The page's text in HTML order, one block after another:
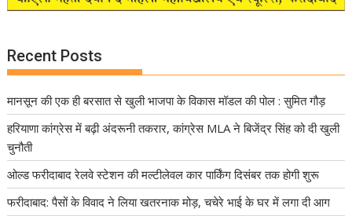
Recent Posts
मानसून की एक ही बरसात से खुली भाजपा के विकास मॉडल की पोल : सुमित गौड़
हरियाणा कांग्रेस में बढ़ी अंदरूनी तकरार, कांग्रेस MLA ने बिजेंद्र सिंह को दी खुली
चुनौती
ओल्ड फरीदाबाद रेलवे स्टेशन की मल्टीलेवल कार पार्किंग दिसंबर तक होगी शुरू
फरीदाबाद: पैसों के विवाद ने लिया खतरनाक मोड़, चचेरे भाई के घर में लगा दी आग